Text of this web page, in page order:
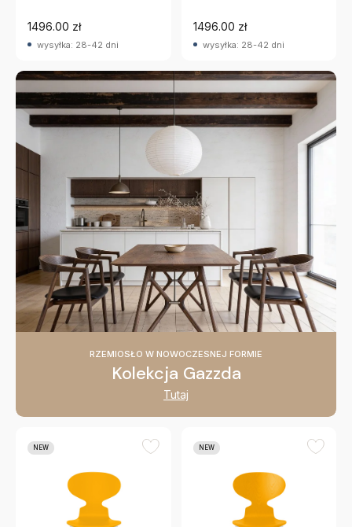
1496.00 zł
wysyłka: 28-42 dni
RZEMIOSŁO W NOWOCZESNEJ FORMIE
Kolekcja Gazzda
Tutaj
1496.00 zł
wysyłka: 28-42 dni
NEW NEW